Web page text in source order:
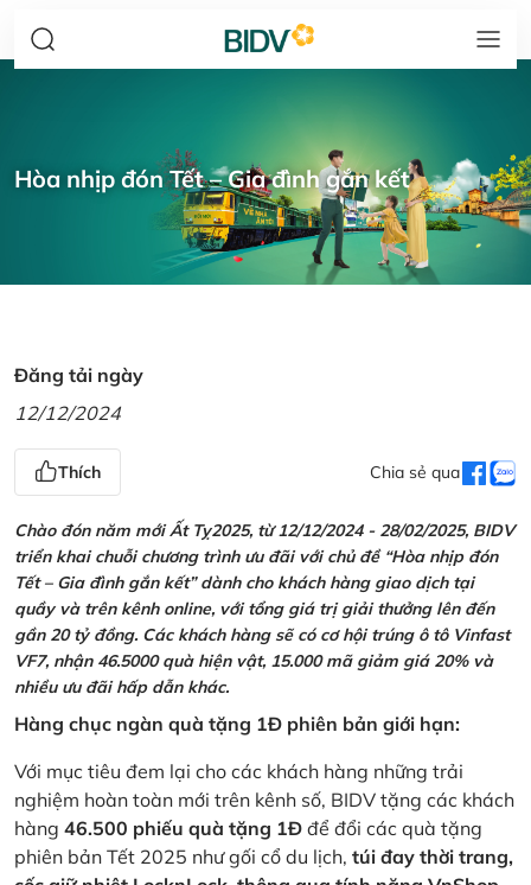
Hòa nhịp đón Tết – Gia đình gắn kết
Đăng tải ngày
12/12/2024
Thích Chia sẻ qua
Chào đón năm mới Ất Tỵ2025, từ 12/12/2024 - 28/02/2025, BIDV
triển khai chuỗi chương trình ưu đãi với chủ đề “Hòa nhịp đón
Tết – Gia đình gắn kết” dành cho khách hàng giao dịch tại
quầy và trên kênh online, với tổng giá trị giải thưởng lên đến
gần 20 tỷ đồng. Các khách hàng sẽ có cơ hội trúng ô tô Vinfast
VF7, nhận 46.5000 quà hiện vật, 15.000 mã giảm giá 20% và
nhiều ưu đãi hấp dẫn khác.
Hàng chục ngàn quà tặng 1Đ phiên bản giới hạn:
Với mục tiêu đem lại cho các khách hàng những trải
nghiệm hoàn toàn mới trên kênh số, BIDV tặng các khách
hàng 46.500 phiếu quà tặng 1Đ để đổi các quà tặng
phiên bản Tết 2025 như gối cổ du lịch, túi đay thời trang,